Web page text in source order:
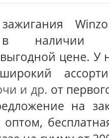
в
цене. У
и др. от
на